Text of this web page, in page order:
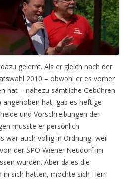
gelernt. Als er gleich nach der
2010 – obwohl er es vorher
hat – nahezu sämtliche Gebühren
angehoben hat, gab es heftige
und Vorschreibungen der
musste er persönlich
war auch völlig in Ordnung, weil
der SPÖ Wiener Neudorf im
wurden. Aber da es die
in sich hatten, möchte sich Herr